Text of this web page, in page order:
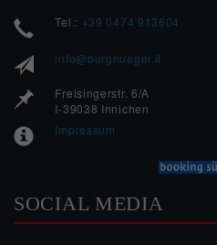
Tel.: +39 0474 913604
info@burghuegel.it
Freisingerstr. 6/A
I-39038 Innichen
Impressum
SOCIAL MEDIA